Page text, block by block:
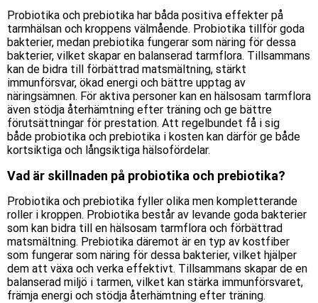
Probiotika och prebiotika har båda positiva effekter på
tarmhälsan och kroppens välmående. Probiotika tillför goda
bakterier, medan prebiotika fungerar som näring för dessa
bakterier, vilket skapar en balanserad tarmflora. Tillsammans
kan de bidra till förbättrad matsmältning, stärkt
immunförsvar, ökad energi och bättre upptag av
näringsämnen. För aktiva personer kan en hälsosam tarmflora
även stödja återhämtning efter träning och ge bättre
förutsättningar för prestation. Att regelbundet få i sig
både probiotika och prebiotika i kosten kan därför ge både
kortsiktiga och långsiktiga hälsofördelar.
Vad är skillnaden på probiotika och prebiotika?
Probiotika och prebiotika fyller olika men kompletterande
roller i kroppen. Probiotika består av levande goda bakterier
som kan bidra till en hälsosam tarmflora och förbättrad
matsmältning. Prebiotika däremot är en typ av kostfiber
som fungerar som näring för dessa bakterier, vilket hjälper
dem att växa och verka effektivt. Tillsammans skapar de en
balanserad miljö i tarmen, vilket kan stärka immunförsvaret,
främja energi och stödja återhämtning efter träning.